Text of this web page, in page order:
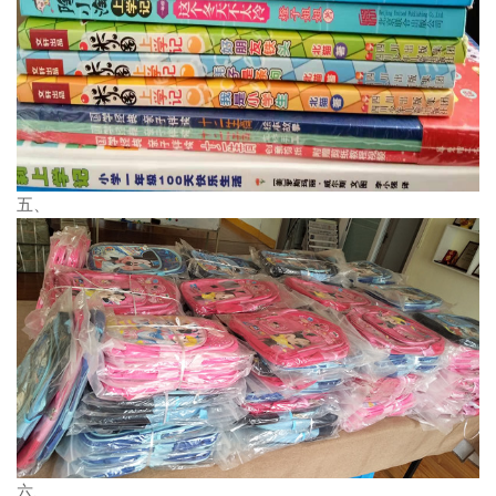
五、
六、